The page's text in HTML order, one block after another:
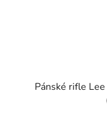
Pánské rifle